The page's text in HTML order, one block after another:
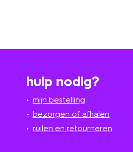
hulp nodig?
mijn bestelling
bezorgen of afhalen
ruilen en retourneren